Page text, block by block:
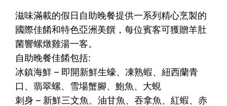
滋味滿載的假日自助晚餐提供一系列精心烹製的
國際佳餚和特色亞洲美饌，每位賓客可獲贈羊肚
菌響螺燉雞湯一客。
自助晚餐佳餚包括:
冰鎮海鮮 – 即開新鮮生蠔、凍熟蝦、紐西蘭青
口、翡翠螺、雪場蟹腳、鮑魚、大蜆
刺身 – 新鮮三文魚、油甘魚、吞拿魚、紅蝦、赤